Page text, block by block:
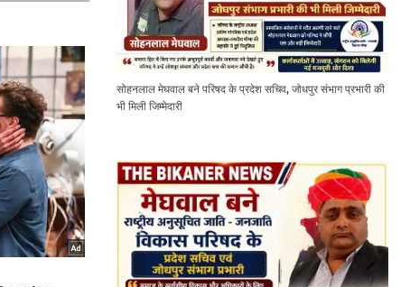
सोहनलाल मेघवाल बने परिषद के प्रदेश सचिव, जोधपुर संभाग प्रभारी की
भी मिली जिम्मेदारी